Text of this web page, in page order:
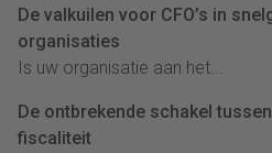
De valkuilen voor CFO’s in
organisaties
Is uw organisatie aan het...
De ontbrekende schakel
fiscaliteit